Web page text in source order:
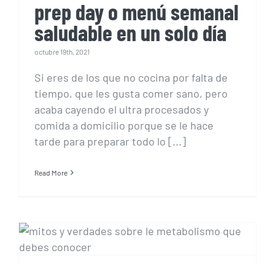
prep day o menú semanal
saludable en un solo día
octubre 19th, 2021
Si eres de los que no cocina por falta de
tiempo, que les gusta comer sano, pero
acaba cayendo el ultra procesados y
comida a domicilio porque se le hace
tarde para preparar todo lo [...]
Read More
metabolismo que debes